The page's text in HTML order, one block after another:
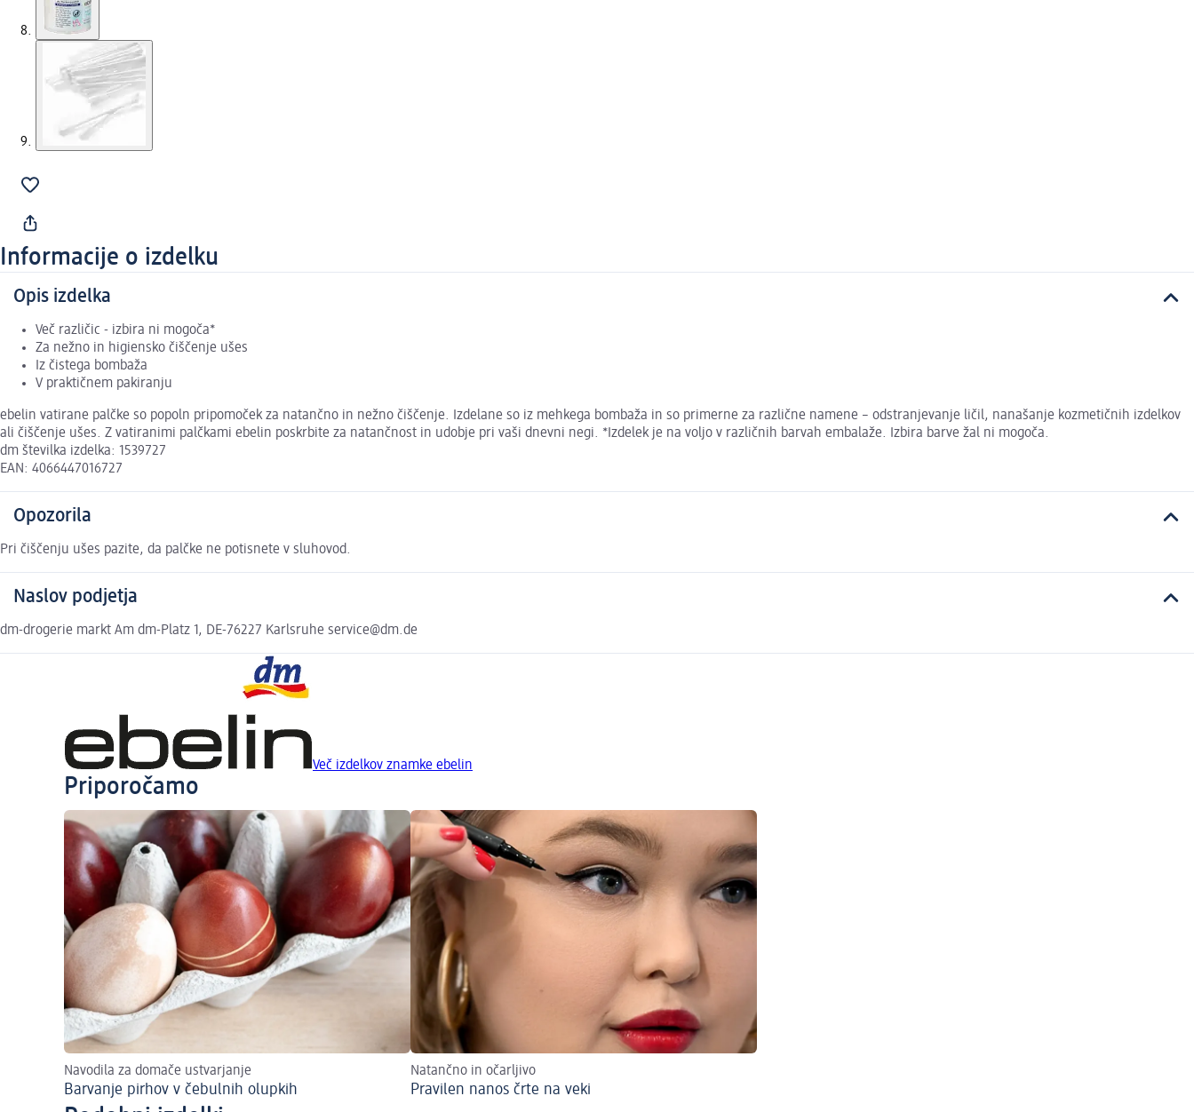
Informacije o izdelku
Opis izdelka
Več različic - izbira ni mogoča*
Za nežno in higiensko čiščenje ušes
Iz čistega bombaža
V praktičnem pakiranju
ebelin vatirane palčke so popoln pripomoček za natančno in nežno čiščenje. Izdelane so iz mehkega bombaža in so primerne za različne namene – odstranjevanje ličil, nanašanje kozmetičnih izdelkov
ali čiščenje ušes. Z vatiranimi palčkami ebelin poskrbite za natančnost in udobje pri vaši dnevni negi. *Izdelek je na voljo v različnih barvah embalaže. Izbira barve žal ni mogoča.
dm številka izdelka: 1539727
EAN: 4066447016727
Opozorila
Pri čiščenju ušes pazite, da palčke ne potisnete v sluhovod.
Naslov podjetja
dm-drogerie markt Am dm-Platz 1, DE-76227 Karlsruhe service@dm.de
Več izdelkov znamke ebelin
Priporočamo
Navodila za domače ustvarjanje
Barvanje pirhov v čebulnih olupkih
Natančno in očarljivo
Pravilen nanos črte na veki